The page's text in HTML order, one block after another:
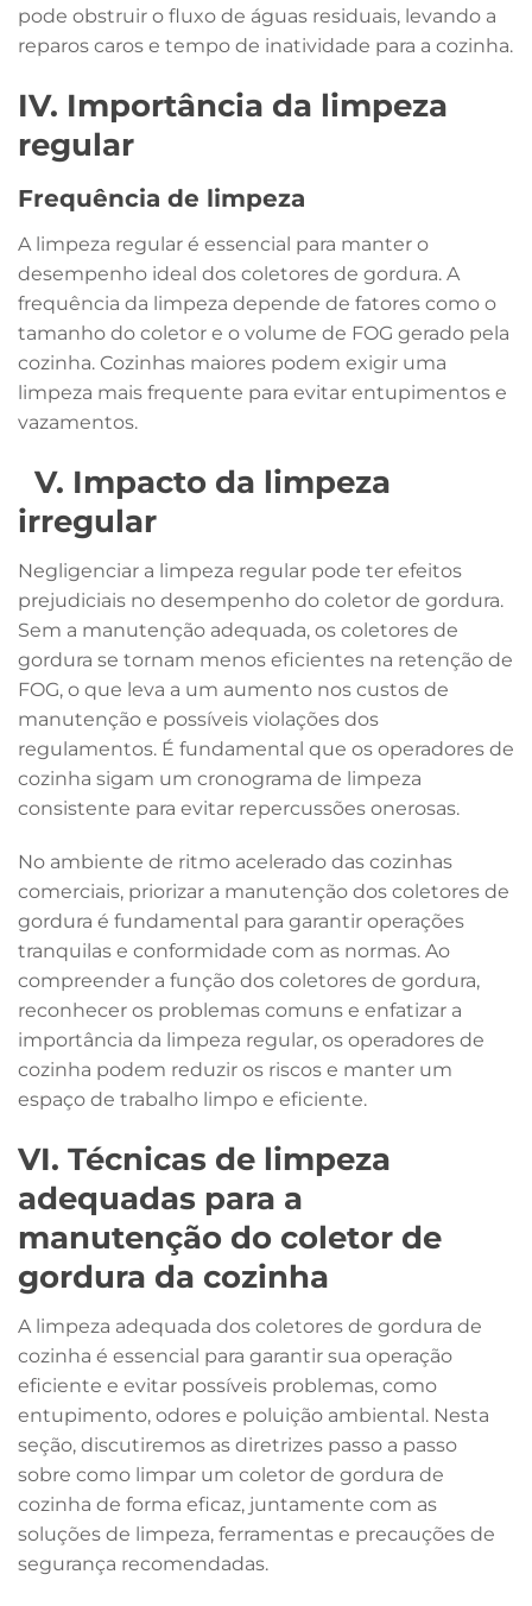
pode obstruir o fluxo de águas residuais, levando a
reparos caros e tempo de inatividade para a cozinha.
IV. Importância da limpeza
regular
Frequência de limpeza
A limpeza regular é essencial para manter o
desempenho ideal dos coletores de gordura. A
frequência da limpeza depende de fatores como o
tamanho do coletor e o volume de FOG gerado pela
cozinha. Cozinhas maiores podem exigir uma
limpeza mais frequente para evitar entupimentos e
vazamentos.
V. Impacto da limpeza
irregular
Negligenciar a limpeza regular pode ter efeitos
prejudiciais no desempenho do coletor de gordura.
Sem a manutenção adequada, os coletores de
gordura se tornam menos eficientes na retenção de
FOG, o que leva a um aumento nos custos de
manutenção e possíveis violações dos
regulamentos. É fundamental que os operadores de
cozinha sigam um cronograma de limpeza
consistente para evitar repercussões onerosas.
No ambiente de ritmo acelerado das cozinhas
comerciais, priorizar a manutenção dos coletores de
gordura é fundamental para garantir operações
tranquilas e conformidade com as normas. Ao
compreender a função dos coletores de gordura,
reconhecer os problemas comuns e enfatizar a
importância da limpeza regular, os operadores de
cozinha podem reduzir os riscos e manter um
espaço de trabalho limpo e eficiente.
VI. Técnicas de limpeza
adequadas para a
manutenção do coletor de
gordura da cozinha
A limpeza adequada dos coletores de gordura de
cozinha é essencial para garantir sua operação
eficiente e evitar possíveis problemas, como
entupimento, odores e poluição ambiental. Nesta
seção, discutiremos as diretrizes passo a passo
sobre como limpar um coletor de gordura de
cozinha de forma eficaz, juntamente com as
soluções de limpeza, ferramentas e precauções de
segurança recomendadas.